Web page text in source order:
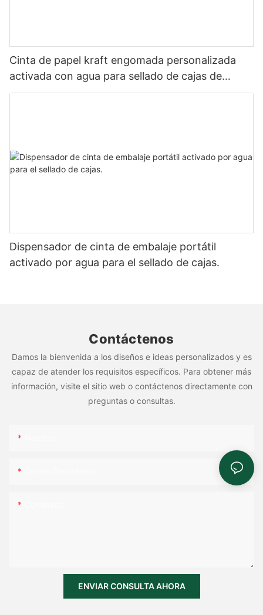
Cinta de papel kraft engomada personalizada
activada con agua para sellado de cajas de
cartón
Dispensador de cinta de embalaje portátil
activado por agua para el sellado de cajas.
Contáctenos
Damos la bienvenida a los diseños e ideas personalizados y es
capaz de atender los requisitos específicos. Para obtener más
información, visite el sitio web o contáctenos directamente con
preguntas o consultas.
ENVIAR CONSULTA AHORA